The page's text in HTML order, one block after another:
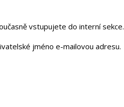
vstupujete do interní sekce.
jméno e-mailovou adresu.